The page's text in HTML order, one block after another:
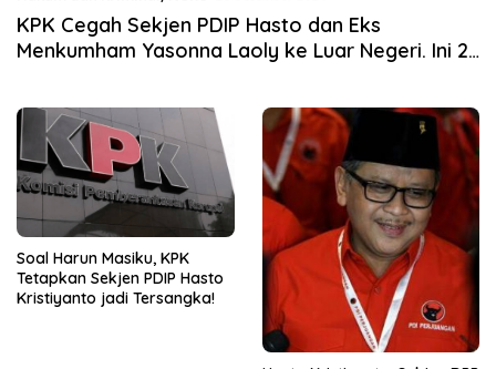
KPK Cegah Sekjen PDIP Hasto dan Eks
Menkumham Yasonna Laoly ke Luar Negeri. Ini 2
Soal Harun Masiku, KPK
Tetapkan Sekjen PDIP Hasto
Kristiyanto jadi Tersangka!